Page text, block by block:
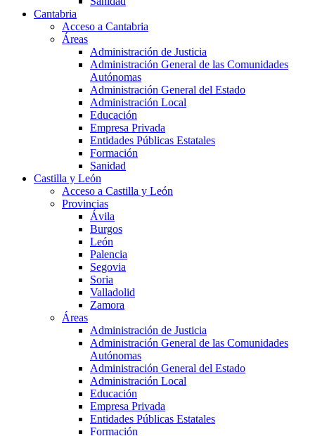
Cantabria
Acceso a Cantabria
Áreas
Administración de Justicia
Administración General de las Comunidades
Autónomas
Administración General del Estado
Administración Local
Educación
Empresa Privada
Entidades Públicas Estatales
Formación
Sanidad
Castilla y León
Acceso a Castilla y León
Provincias
Ávila
Burgos
León
Palencia
Segovia
Soria
Valladolid
Zamora
Áreas
Administración de Justicia
Administración General de las Comunidades
Autónomas
Administración General del Estado
Administración Local
Educación
Empresa Privada
Entidades Públicas Estatales
Formación